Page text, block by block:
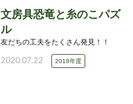
文房具恐竜と糸のこパズ
ル
友だちの工夫をたくさん発見！！
2020.07.22 2018年度